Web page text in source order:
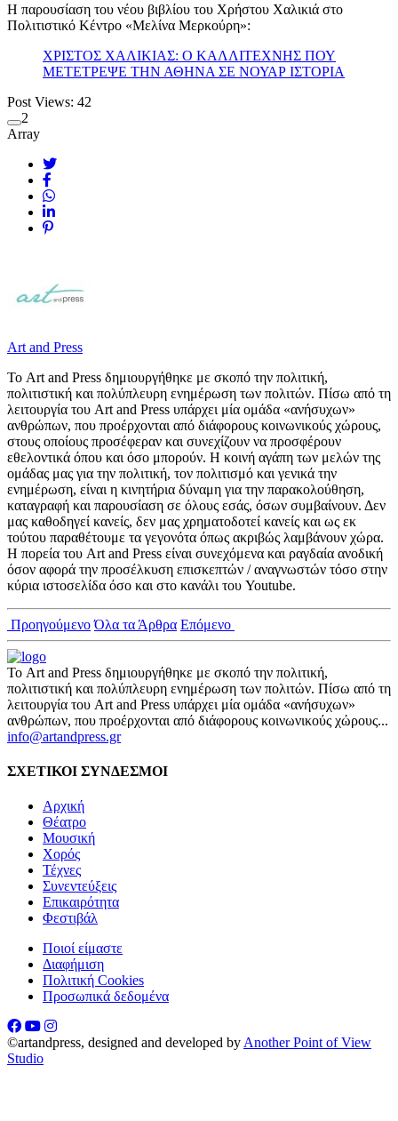
Η παρουσίαση του νέου βιβλίου του Χρήστου Χαλικιά στο
Πολιτιστικό Κέντρο «Μελίνα Μερκούρη»:
ΧΡΙΣΤΟΣ ΧΑΛΙΚΙΑΣ: Ο ΚΑΛΛΙΤΕΧΝΗΣ ΠΟΥ
ΜΕΤΕΤΡΕΨΕ ΤΗΝ ΑΘΗΝΑ ΣΕ ΝΟΥΑΡ ΙΣΤΟΡΙΑ
Post Views: 42
2
Array
Art and Press
Το Art and Press δημιουργήθηκε με σκοπό την πολιτική,
πολιτιστική και πολύπλευρη ενημέρωση των πολιτών. Πίσω από τη
λειτουργία του Art and Press υπάρχει μία ομάδα «ανήσυχων»
ανθρώπων, που προέρχονται από διάφορους κοινωνικούς χώρους,
στους οποίους προσέφεραν και συνεχίζουν να προσφέρουν
εθελοντικά όπου και όσο μπορούν. Η κοινή αγάπη των μελών της
ομάδας μας για την πολιτική, τον πολιτισμό και γενικά την
ενημέρωση, είναι η κινητήρια δύναμη για την παρακολούθηση,
καταγραφή και παρουσίαση σε όλους εσάς, όσων συμβαίνουν. Δεν
μας καθοδηγεί κανείς, δεν μας χρηματοδοτεί κανείς και ως εκ
τούτου παραθέτουμε τα γεγονότα όπως ακριβώς λαμβάνουν χώρα.
Η πορεία του Art and Press είναι συνεχόμενα και ραγδαία ανοδική
όσον αφορά την προσέλκυση επισκεπτών / αναγνωστών τόσο στην
κύρια ιστοσελίδα όσο και στο κανάλι του Youtube.
Προηγούμενο Όλα τα Άρθρα Επόμενο
Το Art and Press δημιουργήθηκε με σκοπό την πολιτική,
πολιτιστική και πολύπλευρη ενημέρωση των πολιτών. Πίσω από τη
λειτουργία του Art and Press υπάρχει μία ομάδα «ανήσυχων»
ανθρώπων, που προέρχονται από διάφορους κοινωνικούς χώρους...
info@artandpress.gr
ΣΧΕΤΙΚΟΙ ΣΥΝΔΕΣΜΟΙ
Αρχική
Θέατρο
Μουσική
Χορός
Τέχνες
Συνεντεύξεις
Επικαιρότητα
Φεστιβάλ
Ποιοί είμαστε
Διαφήμιση
Πολιτική Cookies
Προσωπικά δεδομένα
©artandpress, designed and developed byAnother Point of View
Studio